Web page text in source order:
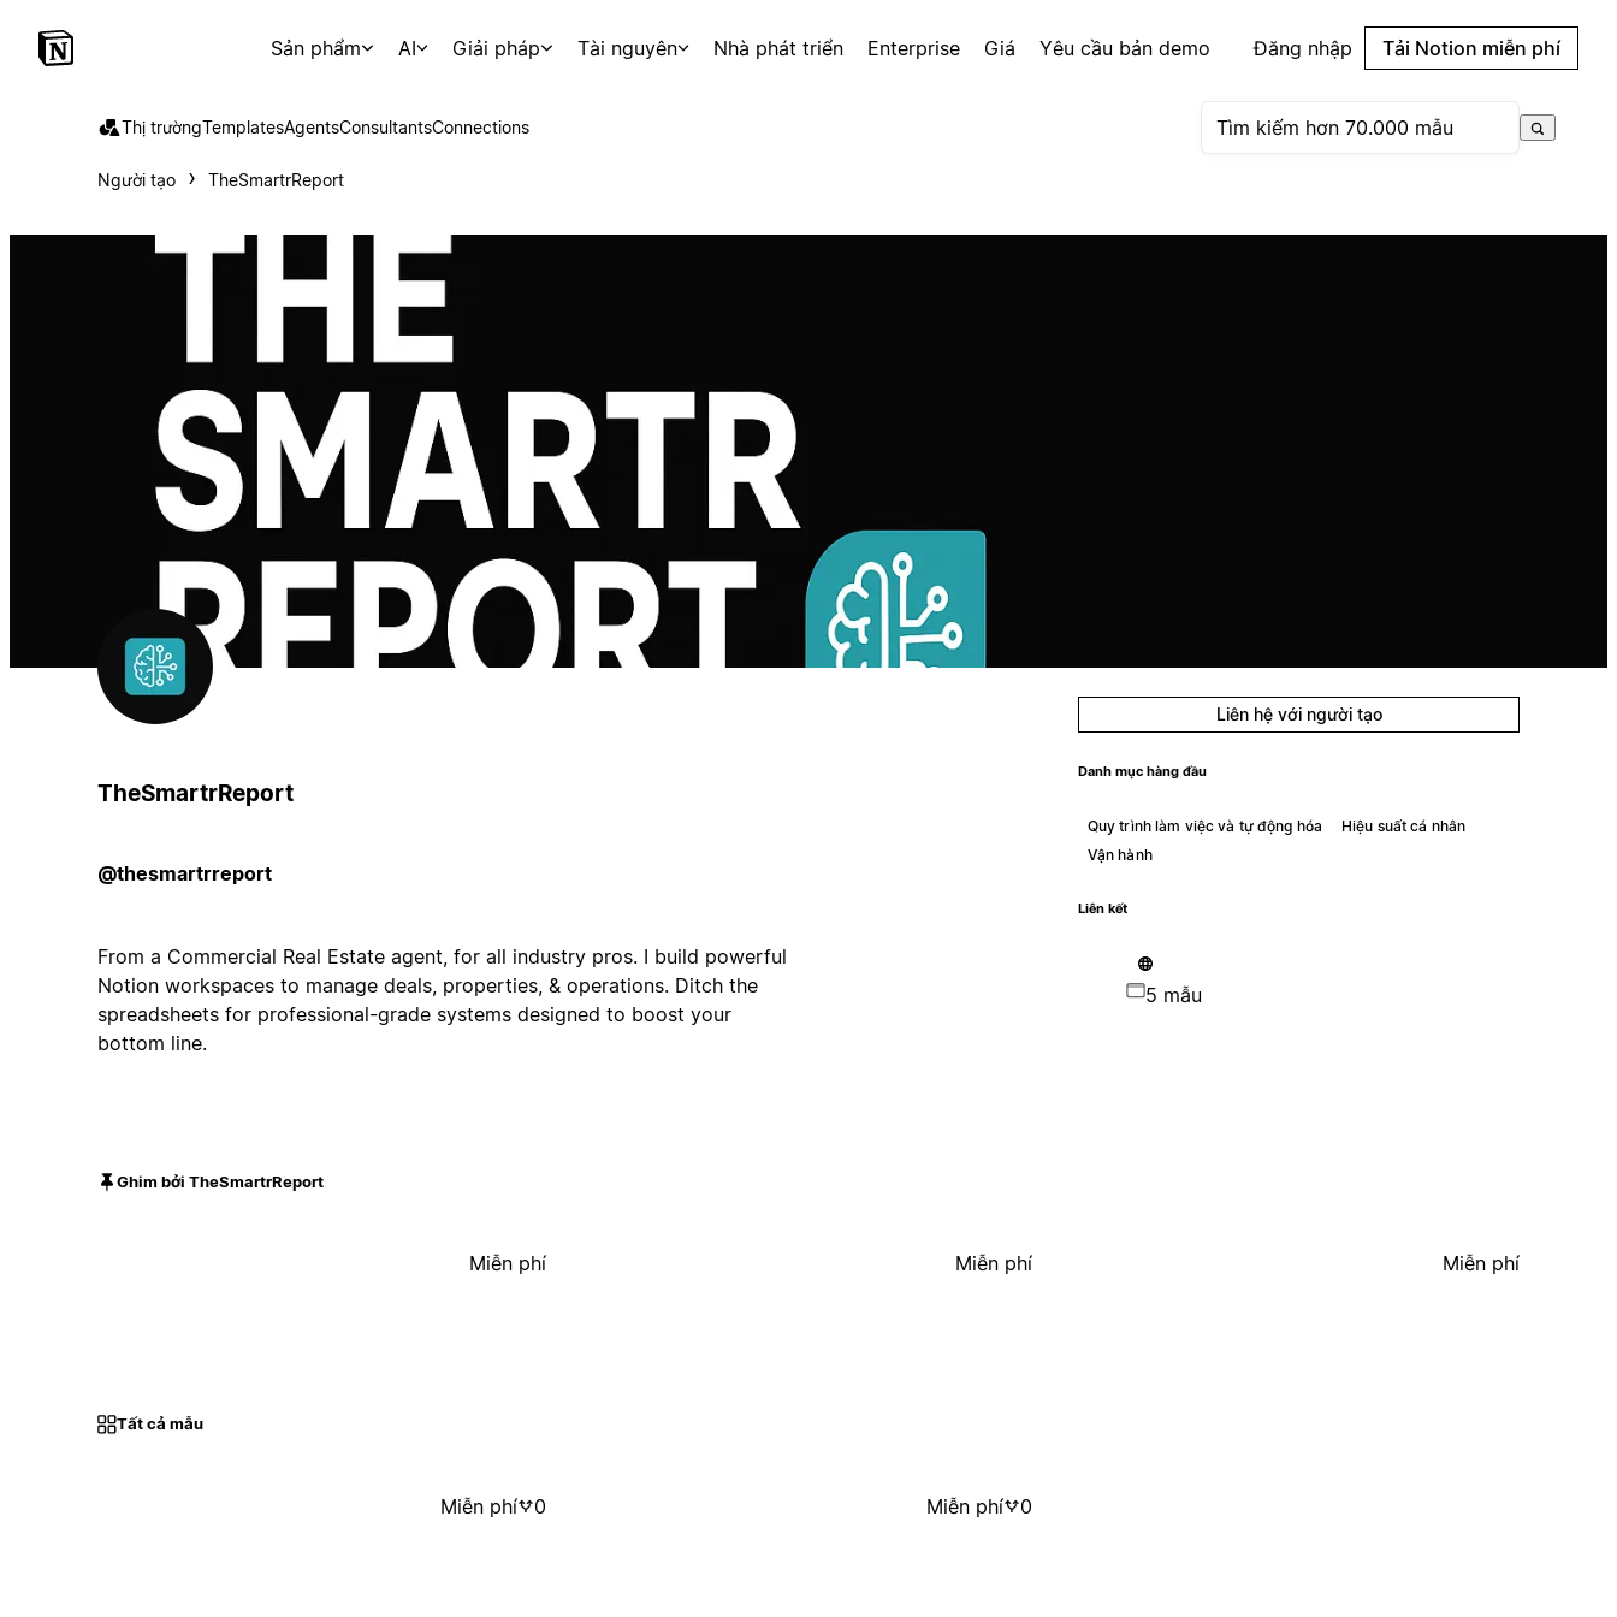
Sản phẩm AI Giải pháp Tài nguyên Nhà phát triển Enterprise Giá Yêu cầu bản demo Đăng nhập Tải Notion miễn phí
Thị trườngTemplatesAgentsConsultantsConnections
Người tạo TheSmartrReport
TheSmartrReport
@thesmartrreport
From a Commercial Real Estate agent, for all industry pros. I build powerful
Notion workspaces to manage deals, properties, & operations. Ditch the
spreadsheets for professional-grade systems designed to boost your
bottom line.
Liên hệ với người tạo
Danh mục hàng đầu
Quy trình làm việc và tự động hóa
Hiệu suất cá nhân
Vận hành
Liên kết
5 mẫu
Ghim bởi TheSmartrReport
Miễn phí Miễn phí Miễn phí
Tất cả mẫu
Miễn phí 0 Miễn phí 0